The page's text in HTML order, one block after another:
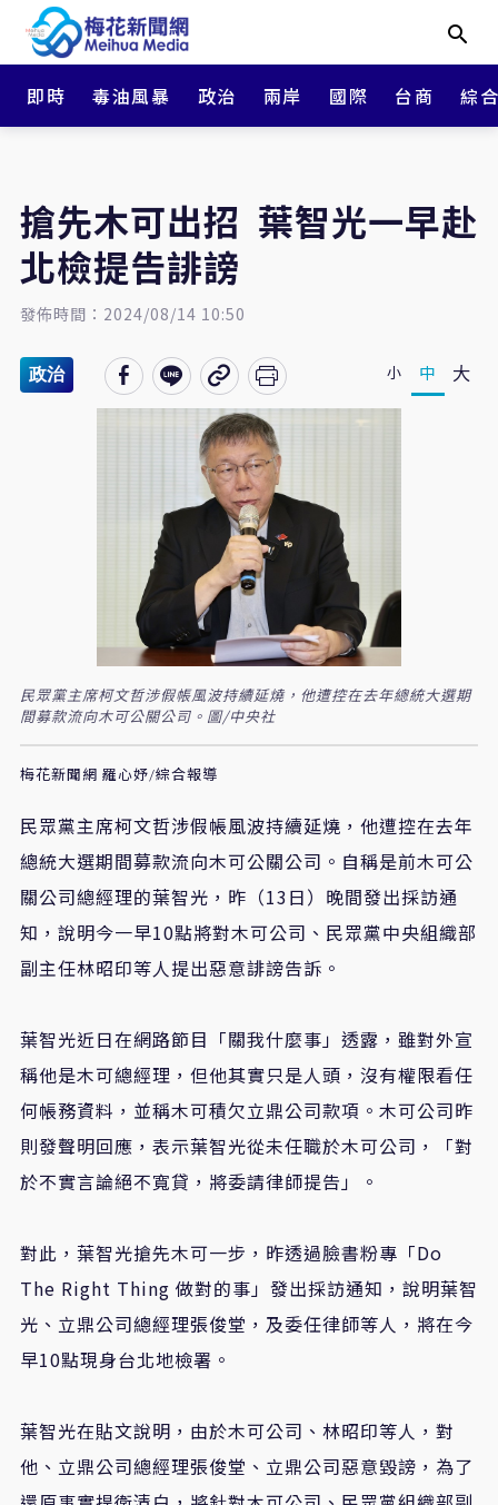
即時 毒油風暴 政治 兩岸 國際 台商 綜
搶先木可出招 葉智光一早赴
北檢提告誹謗
發佈時間：2024/08/14 10:50
政治 小 中 大
民眾黨主席柯文哲涉假帳風波持續延燒，他遭控在去年總統大選期
間募款流向木可公關公司。圖/中央社
梅花新聞網 羅心妤/綜合報導
民眾黨主席柯文哲涉假帳風波持續延燒，他遭控在去年
總統大選期間募款流向木可公關公司。自稱是前木可公
關公司總經理的葉智光，昨（13日）晚間發出採訪通
知，說明今一早10點將對木可公司、民眾黨中央組織部
副主任林昭印等人提出惡意誹謗告訴。
葉智光近日在網路節目「關我什麼事」透露，雖對外宣
稱他是木可總經理，但他其實只是人頭，沒有權限看任
何帳務資料，並稱木可積欠立鼎公司款項。木可公司昨
則發聲明回應，表示葉智光從未任職於木可公司，「對
於不實言論絕不寬貸，將委請律師提告」。
對此，葉智光搶先木可一步，昨透過臉書粉專「Do
The Right Thing 做對的事」發出採訪通知，說明葉智
光、立鼎公司總經理張俊堂，及委任律師等人，將在今
早10點現身台北地檢署。
葉智光在貼文說明，由於木可公司、林昭印等人，對
他、立鼎公司總經理張俊堂、立鼎公司惡意毀謗，為了